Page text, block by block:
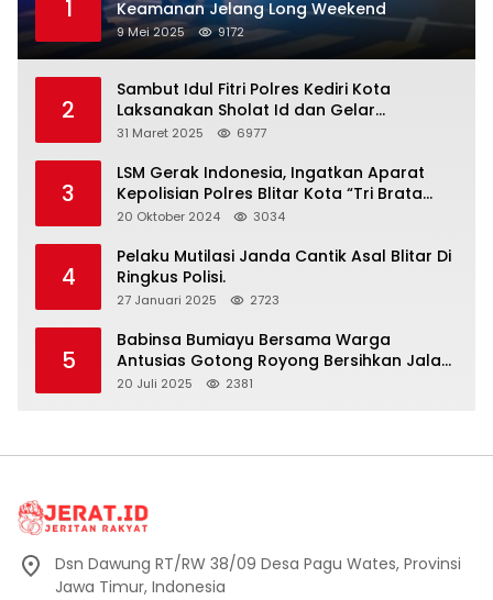
1
Keamanan Jelang Long Weekend
9 Mei 2025 9172
2
Sambut Idul Fitri Polres Kediri Kota
Laksanakan Sholat Id dan Gelar
Halalbihalal
31 Maret 2025 6977
3
LSM Gerak Indonesia, Ingatkan Aparat
Kepolisian Polres Blitar Kota “Tri Brata
Polri” Harus Diamalkan
20 Oktober 2024 3034
4
Pelaku Mutilasi Janda Cantik Asal Blitar Di
Ringkus Polisi.
27 Januari 2025 2723
5
Babinsa Bumiayu Bersama Warga
Antusias Gotong Royong Bersihkan Jalan
Dusun Banaran
20 Juli 2025 2381
Dsn Dawung RT/RW 38/09 Desa Pagu Wates, Provinsi
Jawa Timur, Indonesia